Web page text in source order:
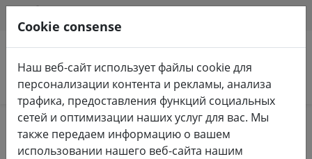
Поиск продуктов
отпечаток
Cookie consense
Наш веб-сайт использует файлы cookie для
персонализации контента и рекламы, анализа
трафика, предоставления функций социальных
сетей и оптимизации наших услуг для вас. Мы
также передаем информацию о вашем
использовании нашего веб-сайта нашим